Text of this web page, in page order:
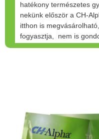
hatékony természetes
nekünk először a CH-
itthon is
fogyasztja, nem is